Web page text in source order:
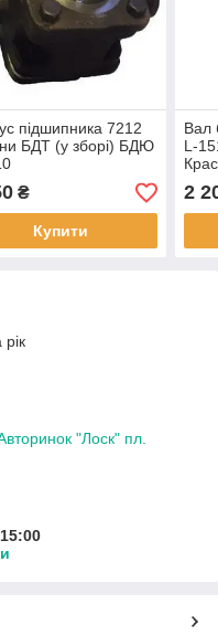
підшипника 7212
БДТ (у зборі) БДЮ
₴
Купити
Вал
L-
2
"Лоск" пл.